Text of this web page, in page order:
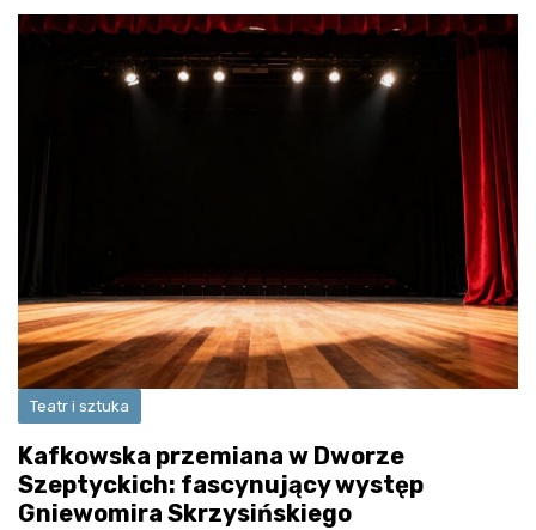
Teatr i sztuka
Kafkowska przemiana w Dworze
Szeptyckich: fascynujący występ
Gniewomira Skrzysińskiego